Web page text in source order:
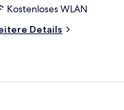
Kostenloses WLAN
Details